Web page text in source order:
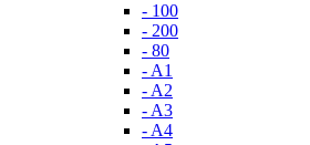
- 100
- 200
- 80
- A1
- A2
- A3
- A4